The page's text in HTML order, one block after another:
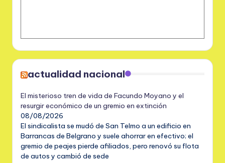
actualidad nacional
El misterioso tren de vida de Facundo Moyano y el
resurgir económico de un gremio en extinción
08/08/2026
El sindicalista se mudó de San Telmo a un edificio en
Barrancas de Belgrano y suele ahorrar en efectivo; el
gremio de peajes pierde afiliados, pero renovó su flota
de autos y cambió de sede